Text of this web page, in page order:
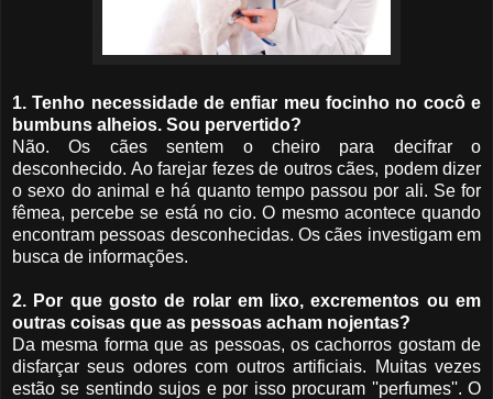
1. Tenho necessidade de enfiar meu focinho no cocô e
bumbuns alheios. Sou pervertido?
Não. Os cães sentem o cheiro para decifrar o
desconhecido. Ao farejar fezes de outros cães, podem dizer
o sexo do animal e há quanto tempo passou por ali. Se for
fêmea, percebe se está no cio. O mesmo acontece quando
encontram pessoas desconhecidas. Os cães investigam em
busca de informações.
2. Por que gosto de rolar em lixo, excrementos ou em
outras coisas que as pessoas acham nojentas?
Da mesma forma que as pessoas, os cachorros gostam de
disfarçar seus odores com outros artificiais. Muitas vezes
estão se sentindo sujos e por isso procuram ''perfumes''. O